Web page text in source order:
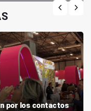
por los contactos